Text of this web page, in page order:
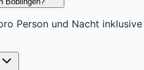
Person und Nacht inklusive